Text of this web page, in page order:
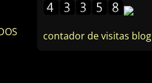
contador de visitas blog